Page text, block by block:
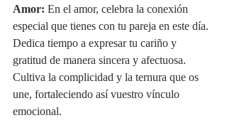
Amor: En el amor, celebra la conexión
especial que tienes con tu pareja en este día.
Dedica tiempo a expresar tu cariño y
gratitud de manera sincera y afectuosa.
Cultiva la complicidad y la ternura que os
une, fortaleciendo así vuestro vínculo
emocional.